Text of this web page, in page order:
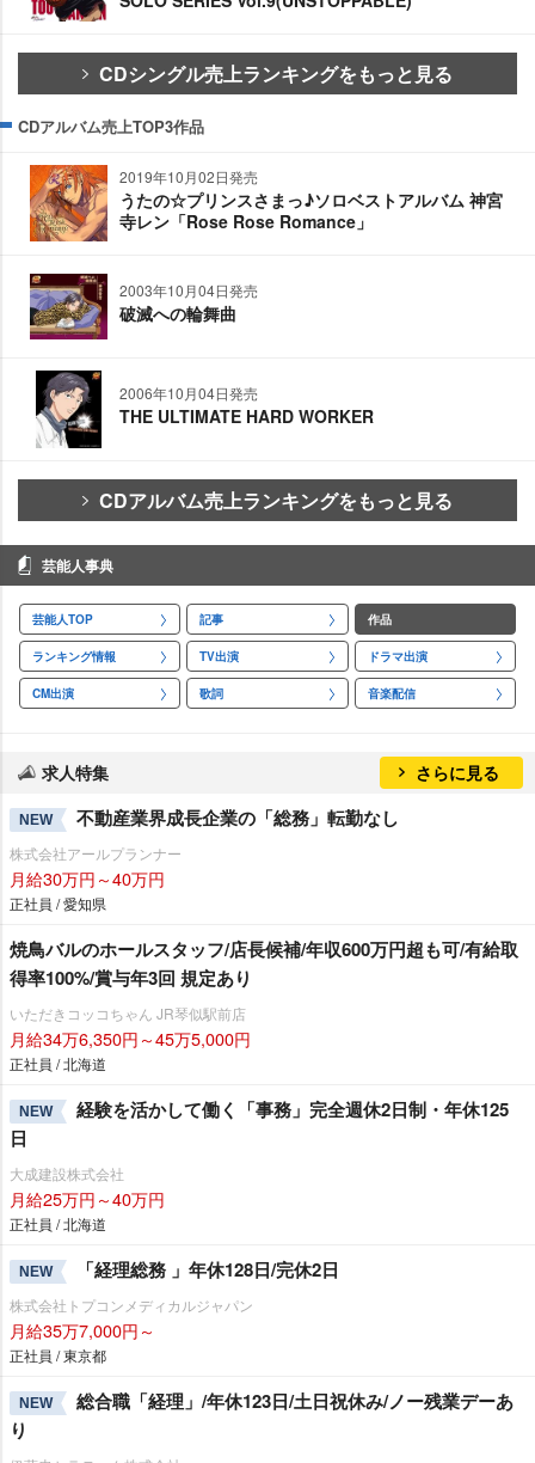
CDシングル売上ランキングをもっと見る
CDアルバム売上TOP3作品
2019年10月02日発売
うたの☆プリンスさまっ♪ソロベストアルバム 神宮
寺レン「Rose Rose Romance」
2003年10月04日発売
破滅への輪舞曲
2006年10月04日発売
THE ULTIMATE HARD WORKER
CDアルバム売上ランキングをもっと見る
芸能人事典
芸能人TOP 記事 作品
ランキング情報 TV出演 ドラマ出演
CM出演 歌詞 音楽配信
求人特集 さらに見る
NEW 不動産業界成長企業の「総務」転勤なし
株式会社アールプランナー
月給30万円～40万円
正社員 / 愛知県
焼鳥バルのホールスタッフ/店長候補/年収600万円超も可/有給取
得率100%/賞与年3回 規定あり
いただきコッコちゃん JR琴似駅前店
月給34万6,350円～45万5,000円
正社員 / 北海道
NEW
経験を活かして働く「事務」完全週休2日制・年休125
日
大成建設株式会社
月給25万円～40万円
正社員 / 北海道
NEW 「経理総務 」年休128日/完休2日
株式会社トプコンメディカルジャパン
月給35万7,000円～
正社員 / 東京都
NEW
総合職「経理」/年休123日/土日祝休み/ノー残業デーあ
り